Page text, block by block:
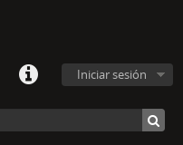
Iniciar sesión